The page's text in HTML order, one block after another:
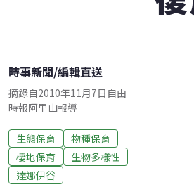
時事新聞/編輯直送
摘錄自2010年11月7日自由
時報阿里山報導
生態保育
物種保育
棲地保育
生物多樣性
達娜伊谷